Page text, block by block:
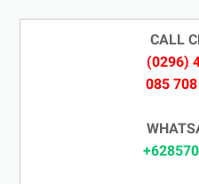
CALL
(0296)
085